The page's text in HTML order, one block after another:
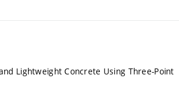
Lightweight Concrete Using Three-Point